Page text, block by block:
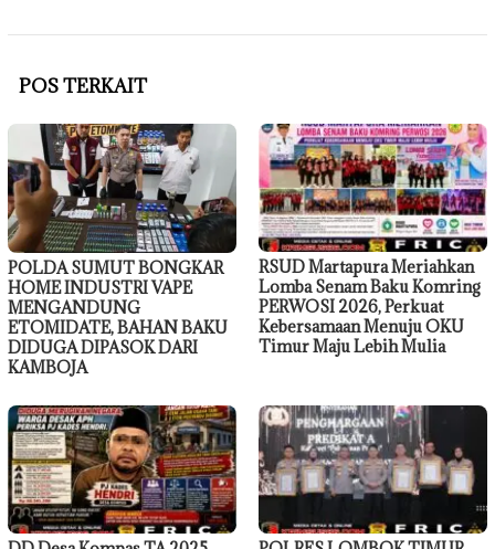
POS TERKAIT
POLDA SUMUT BONGKAR
HOME INDUSTRI VAPE
MENGANDUNG
ETOMIDATE, BAHAN BAKU
DIDUGA DIPASOK DARI
KAMBOJA
RSUD Martapura Meriahkan
Lomba Senam Baku Komring
PERWOSI 2026, Perkuat
Kebersamaan Menuju OKU
Timur Maju Lebih Mulia